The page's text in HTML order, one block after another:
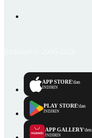
APP STORE'dan
İNDİRİN
PLAY STORE'dan
İNDİRİN
APP GALLERY'den
İNDİRİN